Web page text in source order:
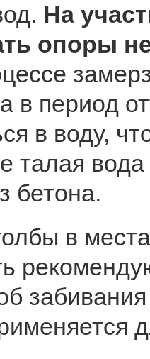
На
опоры
в период
в воду,
талая
бетона.
в